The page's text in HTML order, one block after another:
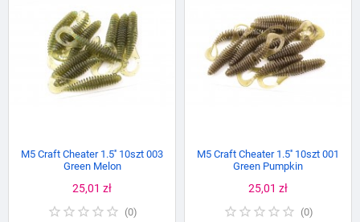
M5 Craft Cheater 1.5'' 10szt 003
Green Melon
Cena
25,01 zł
(0)
M5 Craft Cheater 1.5'' 10szt 001
Green Pumpkin
Cena
25,01 zł
(0)